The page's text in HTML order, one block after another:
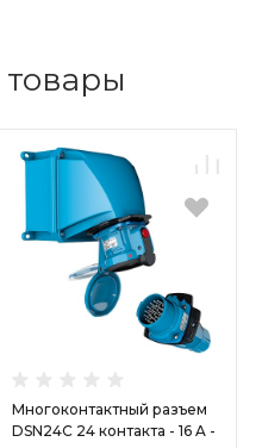
Многоконтактный разъем
DSN24C 24 контакта - 16 A -